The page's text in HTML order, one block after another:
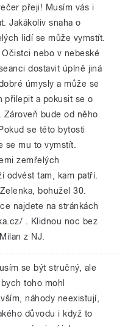
přeji! Musím vás i
Jakákoliv snaha o
lidí se může vymstít.
nebo v nebeské
dostavit úplně jiná
úmysly a může se
přilepit a pokusit se o
Zároveň bude od něho
se této bytosti
se mu to vymstít.
zemřelých
odvést tam, kam patří.
bohužel 30.
najdete na stránkách
. Klidnou noc bez
z NJ.
se být stručný, ale
toho mohl
náhody neexistují,
důvodu i když to